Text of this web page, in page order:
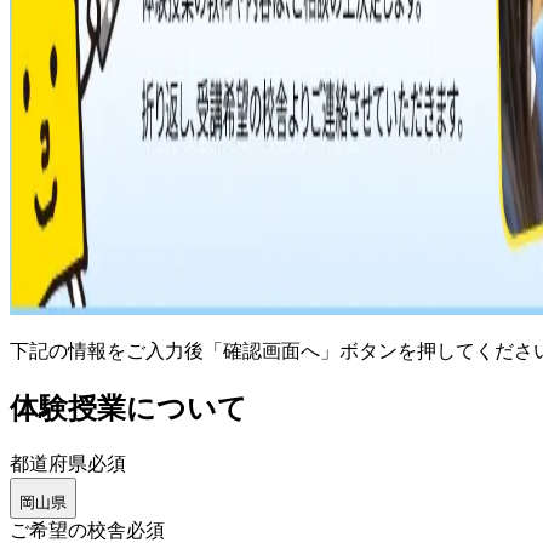
下記の情報をご入力後「確認画面へ」ボタンを押してくださ
体験授業について
都道府県必須
岡山県
ご希望の校舎必須